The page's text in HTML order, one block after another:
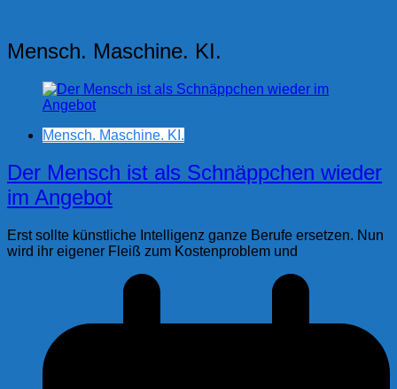
Mensch. Maschine. KI.
Mensch. Maschine. KI.
Der Mensch ist als Schnäppchen wieder
im Angebot
Erst sollte künstliche Intelligenz ganze Berufe ersetzen. Nun
wird ihr eigener Fleiß zum Kostenproblem und